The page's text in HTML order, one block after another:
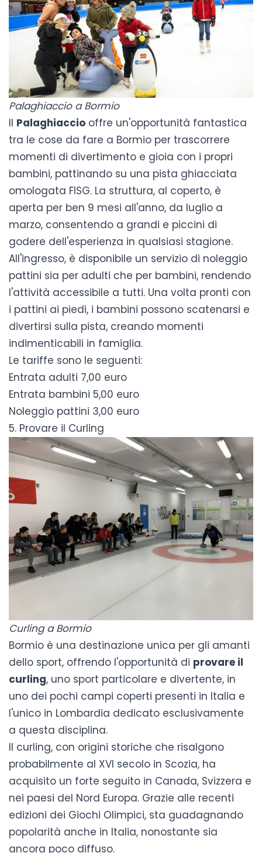
Palaghiaccio a Bormio
Il Palaghiaccio offre un'opportunità fantastica
tra le cose da fare a Bormio per trascorrere
momenti di divertimento e gioia con i propri
bambini, pattinando su una pista ghiacciata
omologata FISG. La struttura, al coperto, è
aperta per ben 9 mesi all'anno, da luglio a
marzo, consentendo a grandi e piccini di
godere dell'esperienza in qualsiasi stagione.
All'ingresso, è disponibile un servizio di noleggio
pattini sia per adulti che per bambini, rendendo
l'attività accessibile a tutti. Una volta pronti con
i pattini ai piedi, i bambini possono scatenarsi e
divertirsi sulla pista, creando momenti
indimenticabili in famiglia.
Le tariffe sono le seguenti:
Entrata adulti 7,00 euro
Entrata bambini 5,00 euro
Noleggio pattini 3,00 euro
5. Provare il Curling
Curling a Bormio
Bormio è una destinazione unica per gli amanti
dello sport, offrendo l'opportunità di provare il
curling, uno sport particolare e divertente, in
uno dei pochi campi coperti presenti in Italia e
l'unico in Lombardia dedicato esclusivamente
a questa disciplina.
Il curling, con origini storiche che risalgono
probabilmente al XVI secolo in Scozia, ha
acquisito un forte seguito in Canada, Svizzera e
nei paesi del Nord Europa. Grazie alle recenti
edizioni dei Giochi Olimpici, sta guadagnando
popolarità anche in Italia, nonostante sia
ancora poco diffuso.